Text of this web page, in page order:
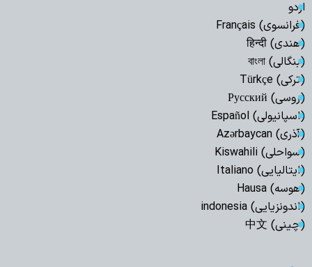
اردو
(فرانسوی) Français
(هندی) हिन्दी
(بنگالی) বাংলা
(ترکی) Türkçe
(روسی) Русский
(اسپانیولی) Español
(آذری) Azərbaycan
(سواحلی) Kiswahili
(ایتالیایی) Italiano
(هوسه) Hausa
(اندونزیایی) indonesia
(چینی) 中文